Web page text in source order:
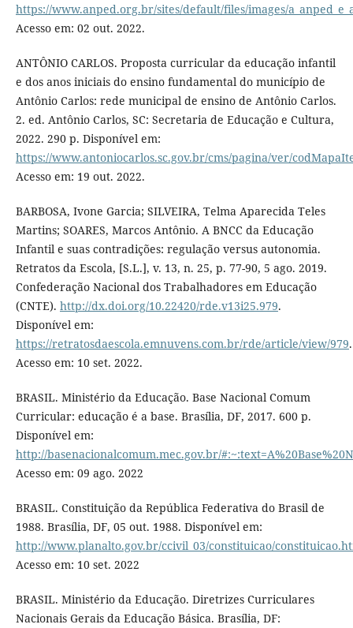
https://www.anped.org.br/sites/default/files/images/
Acesso em: 02 out. 2022.
ANTÔNIO CARLOS. Proposta curricular da educação infantil
e dos anos iniciais do ensino fundamental do município de
Antônio Carlos: rede municipal de ensino de Antônio Carlos.
2. ed. Antônio Carlos, SC: Secretaria de Educação e Cultura,
2022. 290 p. Disponível em:
https://www.antoniocarlos.sc.gov.br/cms/pagina/ver/
Acesso em: 19 out. 2022.
BARBOSA, Ivone Garcia; SILVEIRA, Telma Aparecida Teles
Martins; SOARES, Marcos Antônio. A BNCC da Educação
Infantil e suas contradições: regulação versus autonomia.
Retratos da Escola, [S.L.], v. 13, n. 25, p. 77-90, 5 ago. 2019.
Confederação Nacional dos Trabalhadores em Educação
(CNTE). http://dx.doi.org/10.22420/rde.v13i25.979.
Disponível em:
https://retratosdaescola.emnuvens.com.br/rde/article/view/979.
Acesso em: 10 set. 2022.
BRASIL. Ministério da Educação. Base Nacional Comum
Curricular: educação é a base. Brasília, DF, 2017. 600 p.
Disponível em:
http://basenacionalcomum.mec.gov.br/
Acesso em: 09 ago. 2022
BRASIL. Constituição da República Federativa do Brasil de
1988. Brasília, DF, 05 out. 1988. Disponível em:
http://www.planalto.gov.br/ccivil_03/constituicao/
Acesso em: 10 set. 2022
BRASIL. Ministério da Educação. Diretrizes Curriculares
Nacionais Gerais da Educação Básica. Brasília, DF: